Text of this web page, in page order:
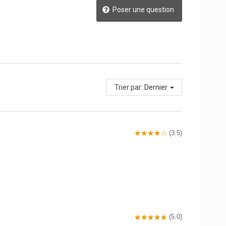
Poser une question
Trier par: Dernier
(3.5)
(5.0)